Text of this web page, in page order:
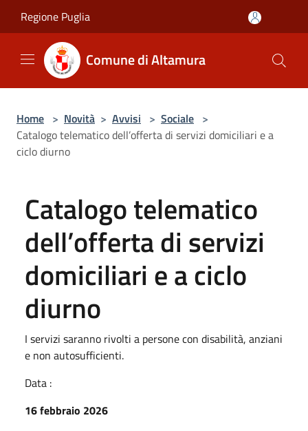
Regione Puglia
Comune di Altamura
Home > Novità > Avvisi > Sociale >
Catalogo telematico dell’offerta di servizi domiciliari e a
ciclo diurno
Catalogo telematico
dell’offerta di servizi
domiciliari e a ciclo
diurno
I servizi saranno rivolti a persone con disabilità, anziani
e non autosufficienti.
Data :
16 febbraio 2026